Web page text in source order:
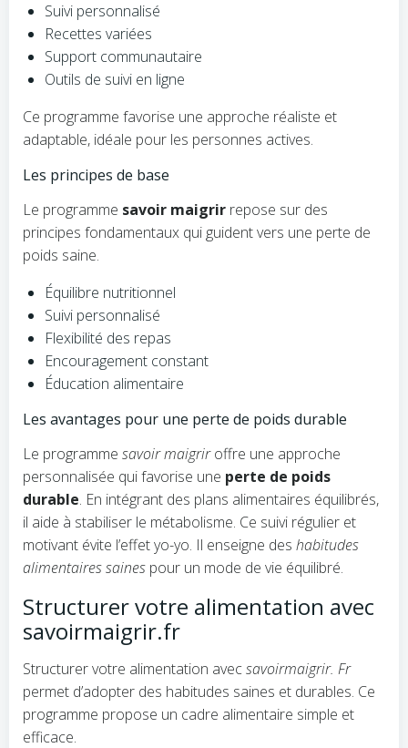
Suivi personnalisé
Recettes variées
Support communautaire
Outils de suivi en ligne
Ce programme favorise une approche réaliste et
adaptable, idéale pour les personnes actives.
Les principes de base
Le programme savoir maigrir repose sur des
principes fondamentaux qui guident vers une perte de
poids saine.
Équilibre nutritionnel
Suivi personnalisé
Flexibilité des repas
Encouragement constant
Éducation alimentaire
Les avantages pour une perte de poids durable
Le programme savoir maigriroffre une approche
personnalisée qui favorise une perte de poids
durable. En intégrant des plans alimentaires équilibrés,
il aide à stabiliser le métabolisme. Ce suivi régulier et
motivant évite l’effet yo-yo. Il enseigne des habitudes
alimentaires saines pour un mode de vie équilibré.
Structurer votre alimentation avec
savoirmaigrir.fr
Structurer votre alimentation avecsavoirmaigrir. Fr
permet d’adopter des habitudes saines et durables. Ce
programme propose un cadre alimentaire simple et
efficace.